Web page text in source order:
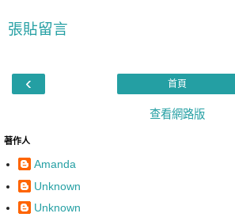
張貼留言
‹ 首頁
查看網路版
著作人
Amanda
Unknown
Unknown